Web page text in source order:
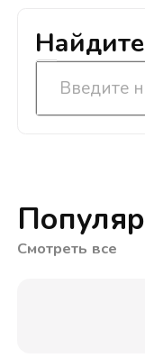
Смотреть все